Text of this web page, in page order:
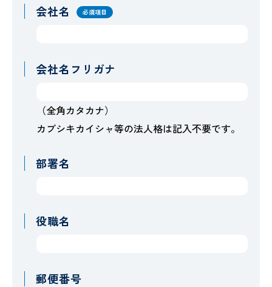
会社名 必須項目
会社名フリガナ
（全角カタカナ）
カブシキカイシャ等の法人格は記入不要です。
部署名
役職名
郵便番号